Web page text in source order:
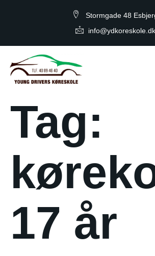
Stormgade 48
info@ydkoreskole.dk
Tag:
17 år